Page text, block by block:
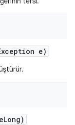
e)
Long)